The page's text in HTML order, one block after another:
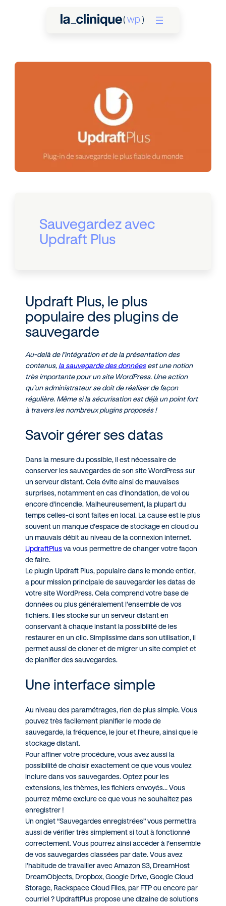
Sauvegardez avec
Updraft Plus
Updraft Plus, le plus
populaire des plugins de
sauvegarde
Au-delà de l’intégration et de la présentation des
contenus, la sauvegarde des donnéesest une notion
très importante pour un site WordPress. Une action
qu’un administrateur se doit de réaliser de façon
régulière. Même si la sécurisation est déjà un point fort
à travers les nombreux plugins proposés !
Savoir gérer ses datas
Dans la mesure du possible, il est nécessaire de
conserver les sauvegardes de son site WordPress sur
un serveur distant. Cela évite ainsi de mauvaises
surprises, notamment en cas d’inondation, de vol ou
encore d’incendie. Malheureusement, la plupart du
temps celles-ci sont faites en local. La cause est le plus
souvent un manque d’espace de stockage en cloud ou
un mauvais débit au niveau de la connexion internet.
UpdraftPlusva vous permettre de changer votre façon
de faire.
Le plugin Updraft Plus, populaire dans le monde entier,
a pour mission principale de sauvegarder les datas de
votre site WordPress. Cela comprend votre base de
données ou plus généralement l’ensemble de vos
fichiers. Il les stocke sur un serveur distant en
conservant à chaque instant la possibilité de les
restaurer en un clic. Simplissime dans son utilisation, il
permet aussi de cloner et de migrer un site complet et
de planifier des sauvegardes.
Une interface simple
Au niveau des paramétrages, rien de plus simple. Vous
pouvez très facilement planifier le mode de
sauvegarde, la fréquence, le jour et l’heure, ainsi que le
stockage distant.
Pour affiner votre procédure, vous avez aussi la
possibilité de choisir exactement ce que vous voulez
inclure dans vos sauvegardes. Optez pour les
extensions, les thèmes, les fichiers envoyés… Vous
pourrez même exclure ce que vous ne souhaitez pas
enregistrer !
Un onglet “Sauvegardes enregistrées” vous permettra
aussi de vérifier très simplement si tout à fonctionné
correctement. Vous pourrez ainsi accéder à l’ensemble
de vos sauvegardes classées par date. Vous avez
l’habitude de travailler avec Amazon S3, DreamHost
DreamObjects, Dropbox, Google Drive, Google Cloud
Storage, Rackspace Cloud Files, par FTP ou encore par
courriel ? UpdraftPlus propose une dizaine de solutions